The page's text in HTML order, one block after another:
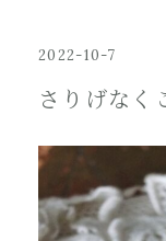
2022-10-7
さりげなく